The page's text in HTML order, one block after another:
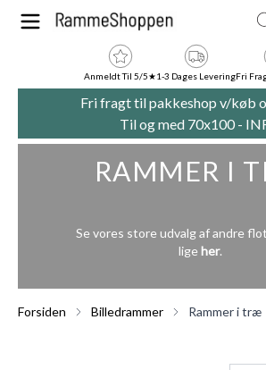
Skip to Content
Anmeldt Til 5/5★1-3 Dages LeveringFri
Fri fragt til pakkeshop v/køb
Til og med 70x100 -
RAMMER I
Se vores store udvalg af andre
lige her.
Forsiden Billedrammer Rammer i træ